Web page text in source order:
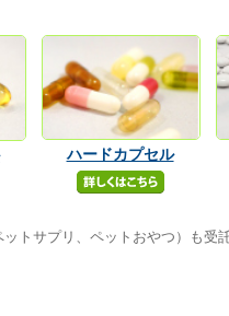
ハードカプセル
トサプリ、ペットおやつ）も受